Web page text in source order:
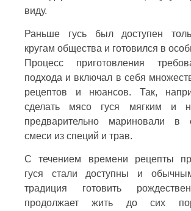
виду.
Раньше гусь был доступен
кругам общества и готовился в
Процесс приготовления
подхода и включал в себя
рецептов и нюансов. Так,
сделать мясо гуся мягким и
предварительно мариновали в
смеси из специй и трав.
С течением времени рецепты
гуся стали доступны и
традиция готовить
продолжает жить до сих